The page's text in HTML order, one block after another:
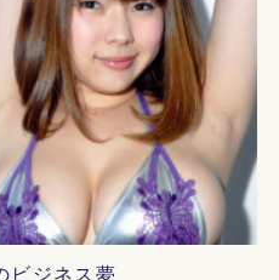
ビジネス夢